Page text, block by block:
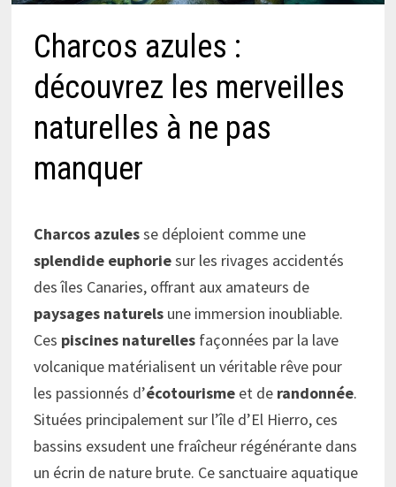
Charcos azules :
découvrez les merveilles
naturelles à ne pas
manquer
Charcos azulesse déploient comme une
splendide euphoriesur les rivages accidentés
des îles Canaries, offrant aux amateurs de
paysages naturels une immersion inoubliable.
Ces piscines naturelles façonnées par la lave
volcanique matérialisent un véritable rêve pour
les passionnés d’écotourisme et de randonnée.
Situées principalement sur l’île d’El Hierro, ces
bassins exsudent une fraîcheur régénérante dans
un écrin de nature brute. Ce sanctuaire aquatique